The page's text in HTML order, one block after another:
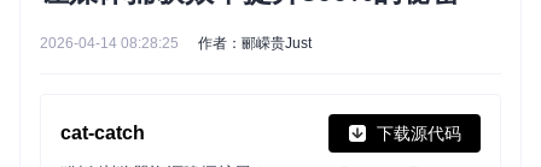
2026-04-14 08:28:25 作者：郦嵘贵Just
cat-catch 下载源代码